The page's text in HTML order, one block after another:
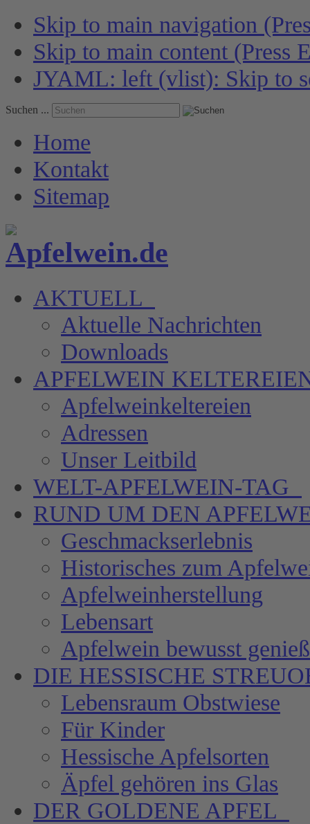
Skip to main navigation
Skip to main content (Press
JYAML: left (vlist): Skip to
Suchen ...
Home
Kontakt
Sitemap
AKTUELL
Aktuelle Nachrichten
Downloads
APFELWEIN
Apfelweinkeltereien
Adressen
Unser Leitbild
WELT-APFELWEIN-TAG
RUND UM DEN
Geschmackserlebnis
Historisches zum
Apfelweinherstellung
Lebensart
Apfelwein bewusst
DIE HESSISCHE
Lebensraum Obstwiese
Für Kinder
Hessische Apfelsorten
Äpfel gehören ins Glas
DER GOLDENE APFEL